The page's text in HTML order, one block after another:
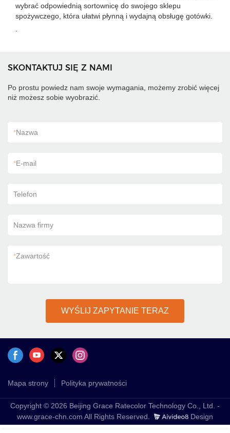
wybrać odpowiednią sortownicę do swojego sklepu
spożywczego, która ułatwi płynną i wydajną obsługę gotówki.
SKONTAKTUJ SIĘ Z NAMI
Po prostu powiedz nam swoje wymagania, możemy zrobić więcej
niż możesz sobie wyobrazić.
*Nazwa
*E-mail
Telefon
Nazwa firmy
*Zawartość
WYŚLIJ ZAPYTANIE TERAZ
Mapa strony Polityka prywatności
Copyright © 2026 Beijing Grace Ratecolor Technology Co., Ltd. -
www.grace-chn.com All Rights Reserved.
Design